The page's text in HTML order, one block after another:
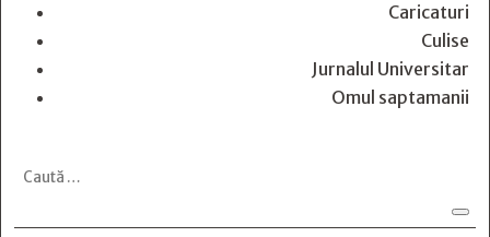
Caricaturi
Culise
Jurnalul Universitar
Omul saptamanii